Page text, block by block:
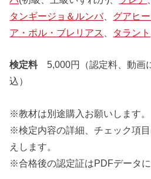
タンギージョ＆ルンバ、 グアヒ
ア・ポル・ブレリアス
タラント
検定料5,000円（認定料、動画
込）
※教材は別途購入お願いします。
※検定内容の詳細、チェック項
えします。
※合格後の認定証はPDFデータに